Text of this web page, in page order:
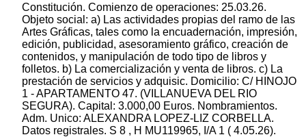
Constitución. Comienzo de operaciones: 25.03.26.
Objeto social: a) Las actividades propias del ramo de las
Artes Gráficas, tales como la encuadernación, impresión,
edición, publicidad, asesoramiento gráfico, creación de
contenidos, y manipulación de todo tipo de libros y
folletos. b) La comercialización y venta de libros. c) La
prestación de servicios y adquisic. Domicilio: C/ HINOJO
1 - APARTAMENTO 47. (VILLANUEVA DEL RIO
SEGURA). Capital: 3.000,00 Euros. Nombramientos.
Adm. Unico: ALEXANDRA LOPEZ-LIZ CORBELLA.
Datos registrales. S 8 , H MU119965, I/A 1 ( 4.05.26).